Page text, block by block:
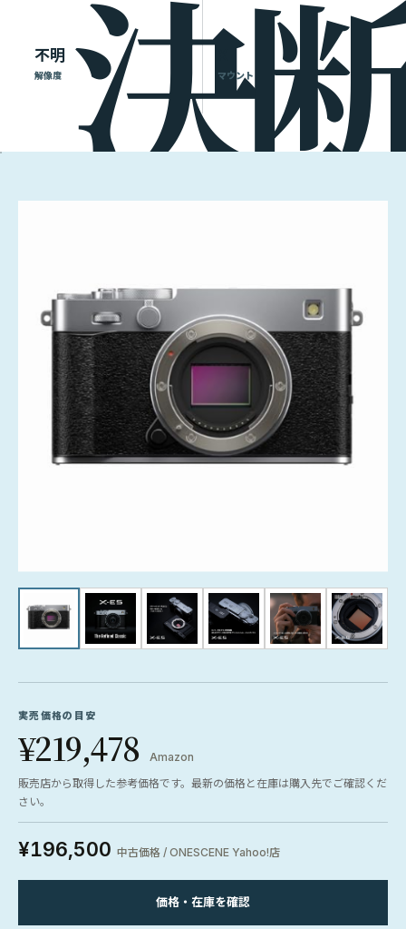
不明
解像度 マウント
実売価格の目安
¥219,478
Amazon
販売店から取得した参考価格です。最新の価格と在庫は購入先でご確認くだ
さい。
¥196,500 中古価格 / ONESCENE Yahoo!店
価格・在庫を確認